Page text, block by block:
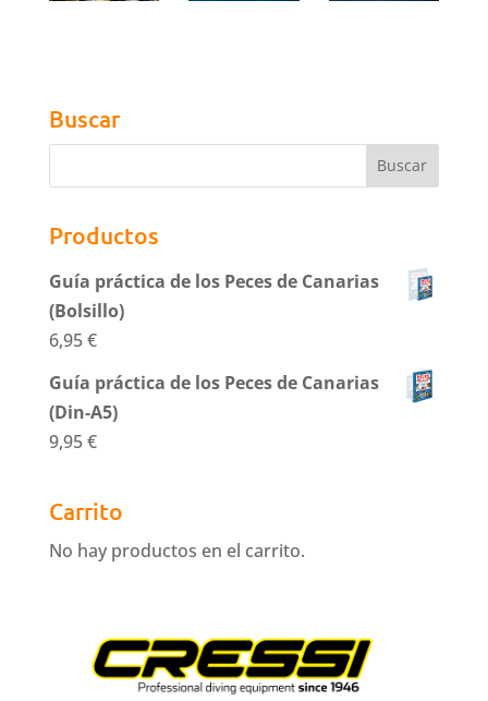
Buscar
Productos
Guía práctica de los Peces de Canarias
(Bolsillo)
6,95€
Guía práctica de los Peces de Canarias
(Din-A5)
9,95€
Carrito
No hay productos en el carrito.